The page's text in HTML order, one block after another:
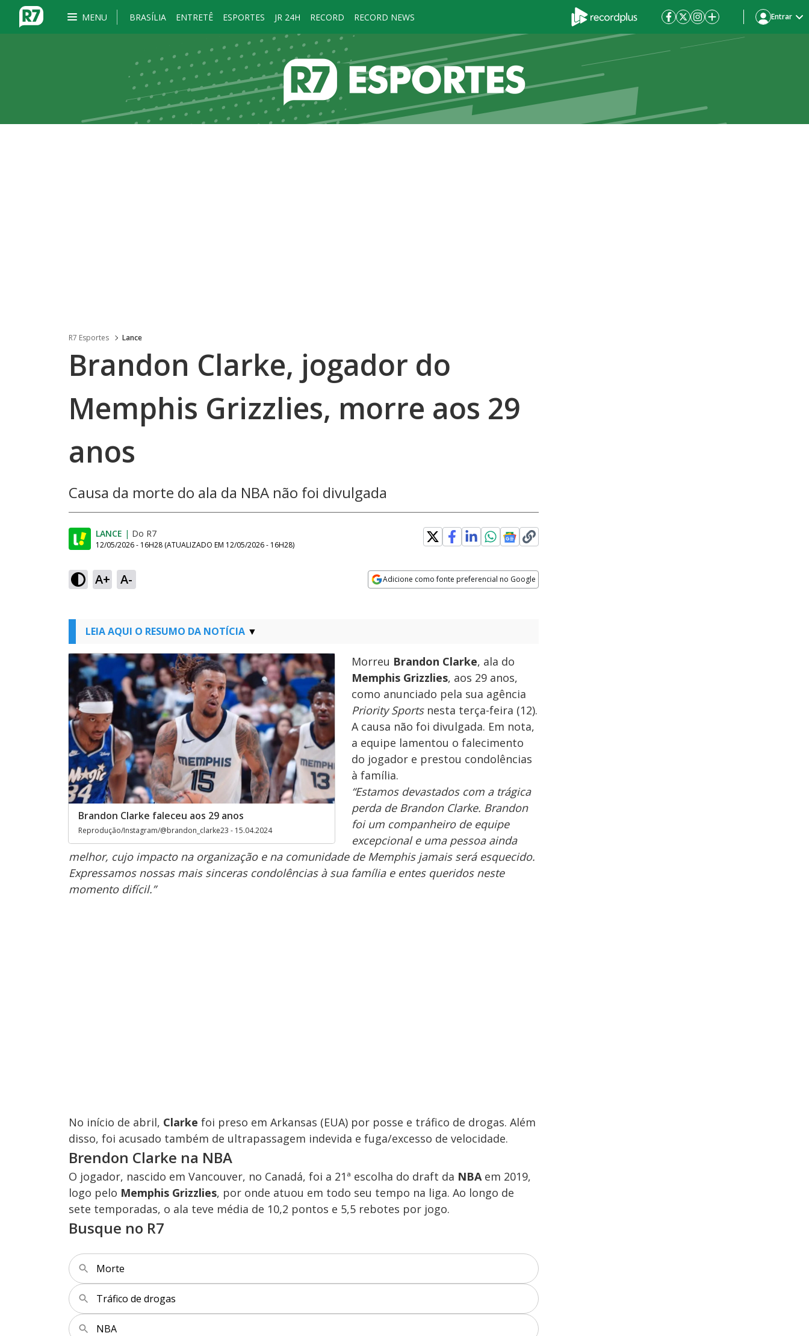
MENU BRASÍLIA ENTRETÊ ESPORTES JR 24H RECORD RECORD NEWS Entrar
R7 Esportes Lance
Brandon Clarke, jogador do
Memphis Grizzlies, morre aos 29
anos
Causa da morte do ala da NBA não foi divulgada
LANCE | Do R7
12/05/2026 - 16H28 (ATUALIZADO EM 12/05/2026 - 16H28)
A+ A- Adicione como fonte preferencial no Google
LEIA AQUI O RESUMO DA NOTÍCIA
Brandon Clarke faleceu aos 29 anos
Reprodução/Instagram/@brandon_clarke23 - 15.04.2024
Morreu Brandon Clarke, ala do
Memphis Grizzlies, aos 29 anos,
como anunciado pela sua agência
Priority Sports nesta terça-feira (12).
A causa não foi divulgada. Em nota,
a equipe lamentou o falecimento
do jogador e prestou condolências
à família.
“Estamos devastados com a trágica
perda de Brandon Clarke. Brandon
foi um companheiro de equipe
excepcional e uma pessoa ainda
melhor, cujo impacto na organização e na comunidade de Memphis jamais será esquecido.
Expressamos nossas mais sinceras condolências à sua família e entes queridos neste
momento difícil.”
No início de abril, Clarke foi preso em Arkansas (EUA) por posse e tráfico de drogas. Além
disso, foi acusado também de ultrapassagem indevida e fuga/excesso de velocidade.
Brendon Clarke na NBA
O jogador, nascido em Vancouver, no Canadá, foi a 21ª escolha do draft da NBAem 2019,
logo pelo Memphis Grizzlies, por onde atuou em todo seu tempo na liga. Ao longo de
sete temporadas, o ala teve média de 10,2 pontos e 5,5 rebotes por jogo.
Busque no R7
Morte
Tráfico de drogas
NBA